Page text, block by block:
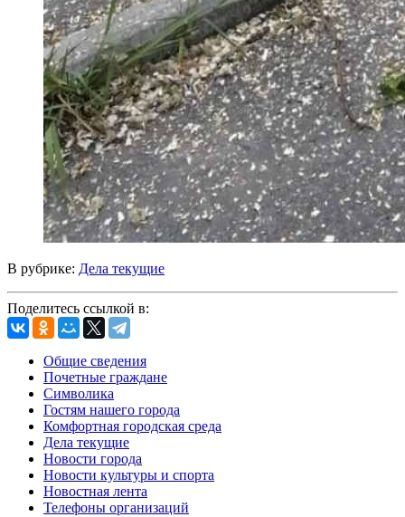
В рубрике: Дела текущие
Поделитесь ссылкой в:
Общие сведения
Почетные граждане
Символика
Гостям нашего города
Комфортная городская среда
Дела текущие
Новости города
Новости культуры и спорта
Новостная лента
Телефоны организаций